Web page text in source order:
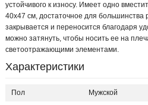
устойчивого к износу. Имеет одно
40x47 см, достаточное для большинства
закрывается и переносится благодаря
можно затянуть, чтобы носить ее на
светоотражающими элементами.
Характеристики
Пол Мужской